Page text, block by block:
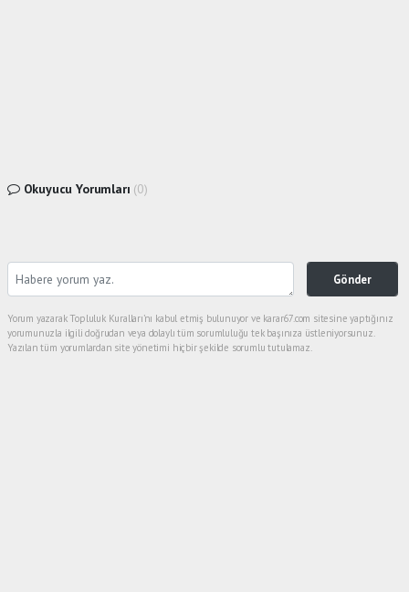
Okuyucu Yorumları (0)
Gönder
Yorum yazarak Topluluk Kuralları’nı kabul etmiş bulunuyor ve karar67.com sitesine yaptığınız
yorumunuzla ilgili doğrudan veya dolaylı tüm sorumluluğu tek başınıza üstleniyorsunuz.
Yazılan tüm yorumlardan site yönetimi hiçbir şekilde sorumlu tutulamaz.